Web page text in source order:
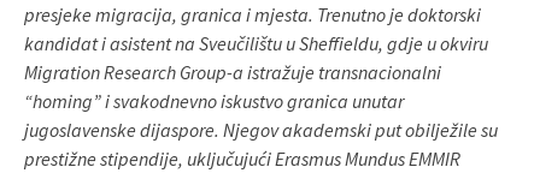
presjeke migracija, granica i mjesta. Trenutno je doktorski
kandidat i asistent na Sveučilištu u Sheffieldu, gdje u okviru
Migration Research Group-a istražuje transnacionalni
“homing” i svakodnevno iskustvo granica unutar
jugoslavenske dijaspore. Njegov akademski put obilježile su
prestižne stipendije, uključujući Erasmus Mundus EMMIR